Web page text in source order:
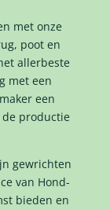
met onze
poot en
allerbeste
met een
een
de productie
gewrichten
van Hond-
bieden en